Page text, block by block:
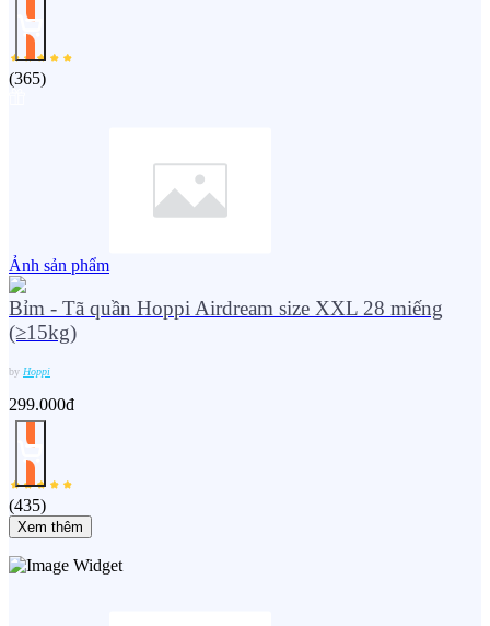
(365)
Ảnh sản phẩm
Bỉm - Tã quần Hoppi Airdream size XXL 28 miếng
(≥15kg)
by Hoppi
299.000đ
(435)
Xem thêm